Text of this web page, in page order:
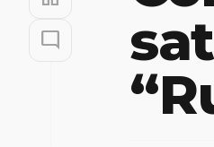
mode_comment